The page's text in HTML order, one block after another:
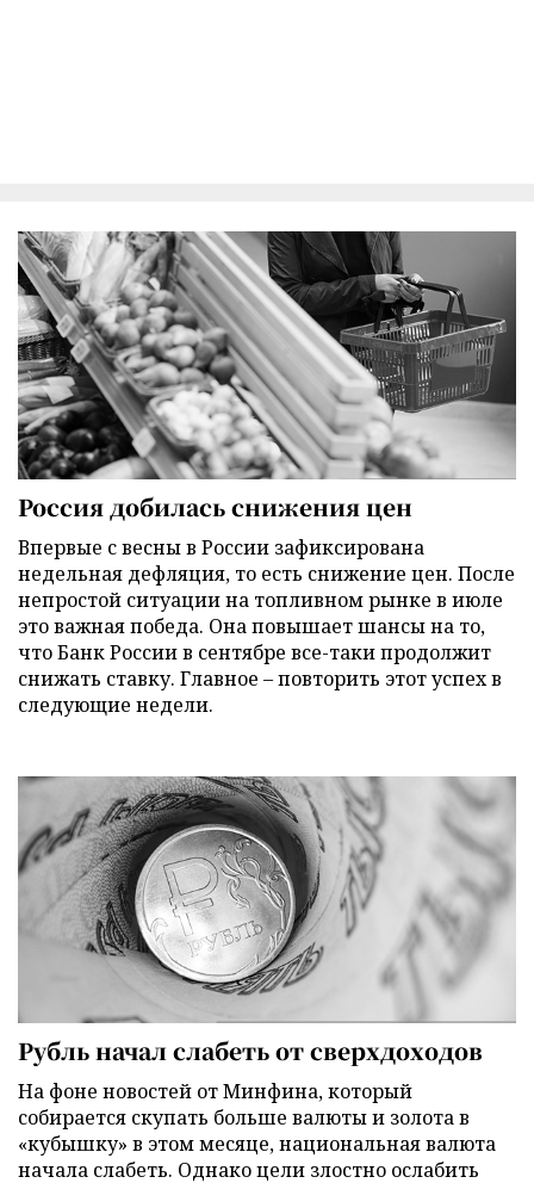
Россия добилась снижения цен
Впервые с весны в России зафиксирована
недельная дефляция, то есть снижение цен. После
непростой ситуации на топливном рынке в июле
это важная победа. Она повышает шансы на то,
что Банк России в сентябре все-таки продолжит
снижать ставку. Главное – повторить этот успех в
следующие недели.
Рубль начал слабеть от сверхдоходов
На фоне новостей от Минфина, который
собирается скупать больше валюты и золота в
«кубышку» в этом месяце, национальная валюта
начала слабеть. Однако цели злостно ослабить